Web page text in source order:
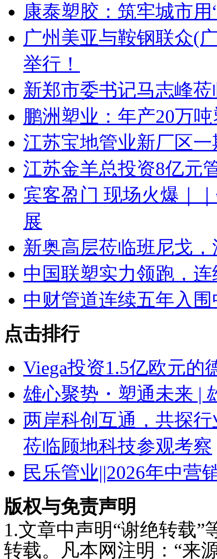
康泰塑胶：筑牢城市用
广州美亚与鞍钢联众(
举行！
新郑市委书记马志峰
鹏洲塑业：年产20万
江苏宝地管业新厂区
江苏金羊总投资8亿元
宾客盈门 现场火爆｜
展
新奥高层莅临班尼戈
中国联塑实力领跑，
中财管道连续五年入
点击排行
Viega投资1.5亿欧元的
雄心聚势・塑通未来 |
两岸科创互通，共探
莅临顾地科技参观考察
民乐管业||2026年中营
版权与免责声明
1.文章中声明“谢绝转载
转载。凡本网注明：“来